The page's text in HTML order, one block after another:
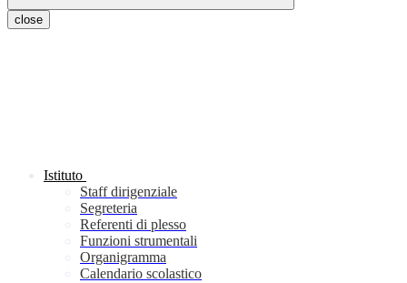
close
Istituto
Staff dirigenziale
Segreteria
Referenti di plesso
Funzioni strumentali
Organigramma
Calendario scolastico